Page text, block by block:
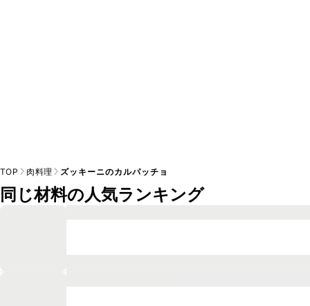
TOP 肉料理 ズッキーニのカルパッチョ
同じ材料の人気ランキング